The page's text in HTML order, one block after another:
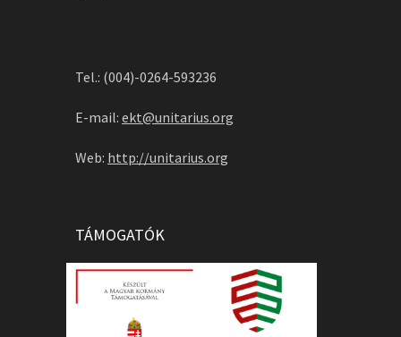
Tel.: (004)-0264-593236
E-mail: ekt@unitarius.org
Web: http://unitarius.org
TÁMOGATÓK